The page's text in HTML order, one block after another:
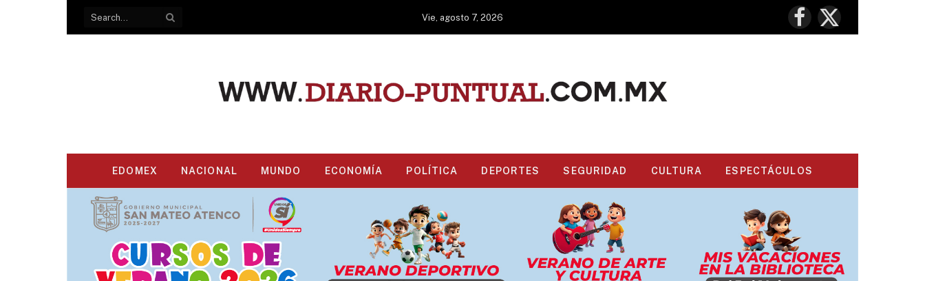
Vie, agosto 7, 2026
Facebook
X
(Twitter)
EDOMEX NACIONAL MUNDO ECONOMÍA POLÍTICA DEPORTES SEGURIDAD CULTURA ESPECTÁCULOS